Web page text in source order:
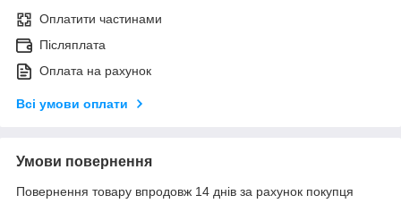
Оплатити частинами
Післяплата
Оплата на рахунок
Всі умови оплати
Умови повернення
Повернення товару впродовж 14 днів за рахунок покупця